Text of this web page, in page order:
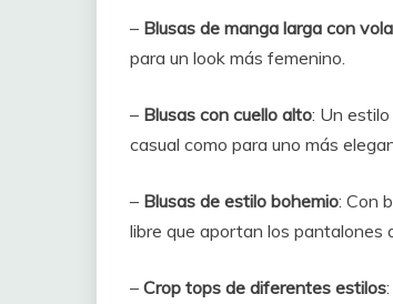
– Blusas de manga larga con
para un look más femenino.
– Blusas con cuello alto: Un
casual como para uno más
– Blusas de estilo bohemio: Con
libre que aportan los pantalones
– Crop tops de diferentes estilos